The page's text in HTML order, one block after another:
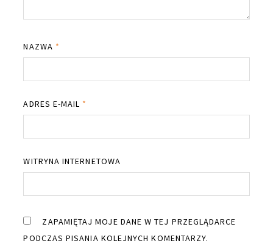
NAZWA *
ADRES E-MAIL *
WITRYNA INTERNETOWA
ZAPAMIĘTAJ MOJE DANE W TEJ PRZEGLĄDARCE
PODCZAS PISANIA KOLEJNYCH KOMENTARZY.